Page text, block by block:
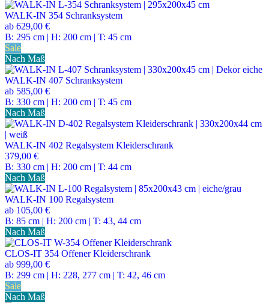
WALK-IN 354 Schranksystem
ab 629,00 €
B: 295 cm | H: 200 cm | T: 45 cm
Sale
Nach Maß
WALK-IN 407 Schranksystem
ab 585,00 €
B: 330 cm | H: 200 cm | T: 45 cm
Nach Maß
WALK-IN 402 Regalsystem Kleiderschrank
379,00 €
B: 330 cm | H: 200 cm | T: 44 cm
Nach Maß
WALK-IN 100 Regalsystem
ab 105,00 €
B: 85 cm | H: 200 cm | T: 43, 44 cm
Nach Maß
CLOS-IT 354 Offener Kleiderschrank
ab 999,00 €
B: 299 cm | H: 228, 277 cm | T: 42, 46 cm
Sale
Nach Maß